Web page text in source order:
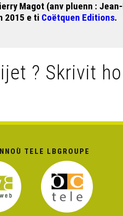
Magot (anv pluenn :
2015 e ti Coëtquen Editions.
? Skrivit
TELE LBGROUPE